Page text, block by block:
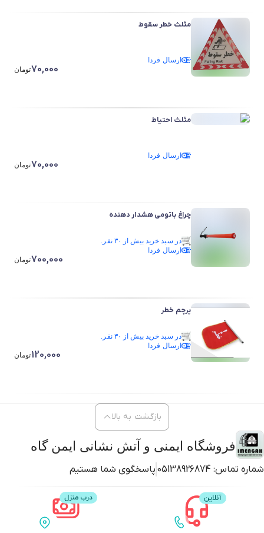
مثلث خطر سقوط
ارسال فردا
70,000تومان
مثلث احتیاط
ارسال فردا
70,000تومان
چراغ باتومی هشدار دهنده
در سبد خرید بیش از ۳۰ نفر.
در سبد خرید بیش از ۳۰ نفر.
ارسال فردا
700,000تومان
پرچم خطر
در سبد خرید بیش از ۳۰ نفر.
در سبد خرید بیش از ۳۰ نفر.
ارسال فردا
120,000تومان
فروشگاه ایمنی و آتش نشانی ایمن گاه
شماره تماس: 05138926874 پاسخگوی شما هستیم
بازگشت به بالا